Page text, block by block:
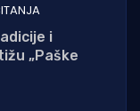
i
„Paške